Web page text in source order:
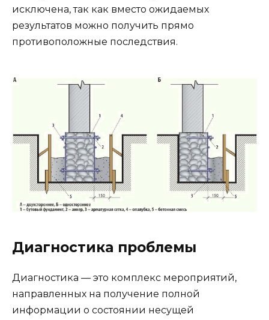
исключена, так как вместо ожидаемых
результатов можно получить прямо
противоположные последствия.
Диагностика проблемы
Диагностика — это комплекс мероприятий,
направленных на получение полной
информации о состоянии несущей